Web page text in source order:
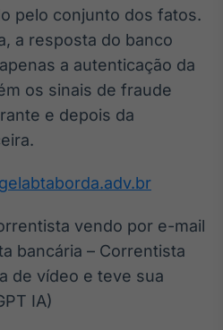
pelo conjunto dos fatos.
a resposta do banco
a autenticação da
os sinais de fraude
e depois da
vendo por e-mail
bancária – Correntista
de vídeo e teve sua
IA)